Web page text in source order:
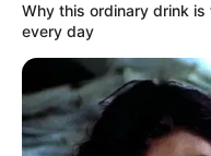
Why this ordinary drink
every day